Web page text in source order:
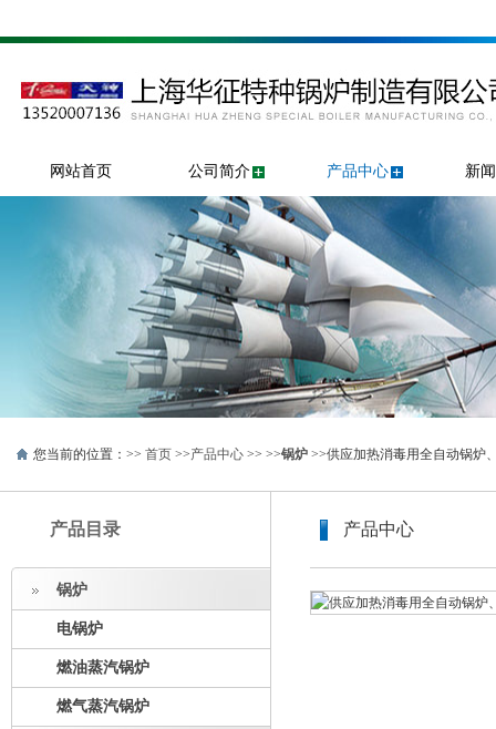
网站首页 公司简介 产品中心 新
您当前的位置：>> 首页 >>产品中心 >> >>锅炉 >>供应加热消毒用全自动锅炉
产品目录
锅炉
电锅炉
燃油蒸汽锅炉
燃气蒸汽锅炉
产品中心